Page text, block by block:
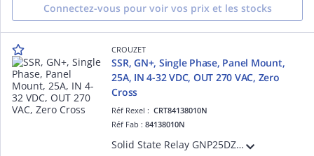
Connectez-vous pour voir vos prix et les stocks
CROUZET
SSR, GN+, Single Phase, Panel Mount,
25A, IN 4-32 VDC, OUT 270 VAC, Zero
Cross
Réf Rexel :CRT84138010N
Réf Fab :84138010N
Solid State Relay GNP25DZL, GN+ Series, Single Phase, Panel Mount, 25A, Input Voltage 4-32 VDC, Output Voltage 270 VAC, Zero Cross, Output Protection VDR, IP20